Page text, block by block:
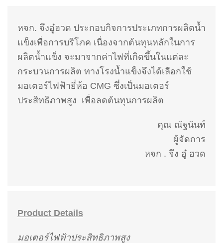
หจก. จึงอู๋ฮวด ประกอบกิจการประเภทการผลิตน้ำ
แข็งเพื่อการบริโภค เนื่องจากต้นทุนหลักในการ
ผลิตน้ำแข็ง จะมาจากค่าไฟที่เกิดขึ้นในแต่ละ
กระบวนการผลิต ทางโรงน้ำแข็งจึงได้เลือกใช้
มอเตอร์ไฟฟ้ายี่ห้อ CMG ซึ่งเป็นมอเตอร์
ประสิทธิภาพสูง เพื่อลดต้นทุนการผลิต
คุณ ณัฐนันท์
ผู้จัดการ
หจก . จึง อู๋ ฮวด
Product Details
มอเตอร์ไฟฟ้าประสิทธิภาพสูง